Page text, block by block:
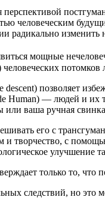
чело­ве­че­ским
ради­каль­но
мощ­ные
чело­ве­че­ских потом­ков
поз­во­ля­ет
Human) — людей и их
или ваша руч­ная
его с
и твор­че­ство, с
улуч­ше­ние
толь­ко то, что
след­ствий, но это